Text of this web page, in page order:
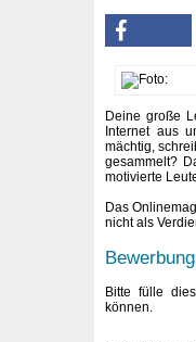
Deine große
Internet aus
mächtig,
gesammelt?
motivierte
Das
nicht als
Bitte fülle
können.